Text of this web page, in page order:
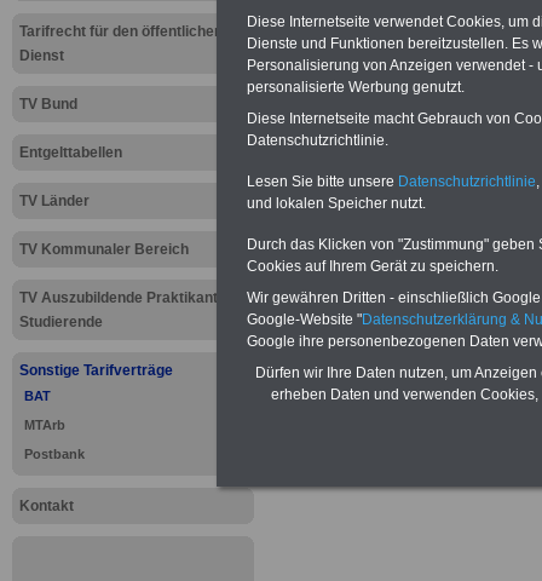
Tarifrecht für den öffentlichen
Dienst
TV Bund
Entgelttabellen
TV Länder
TV Kommunaler Bereich
TV Auszubildende Praktikanten
Studierende
Sonstige Tarifverträge
BAT
MTArb
Postbank
Kontakt
Neu aufgelegt: Oktober
Diese Internetseite verwendet Cookies, um
Dienste und Funktionen bereitzustellen. Es
Personalisierung von Anzeigen verwendet
personalisierte Werbung genutzt.
Diese Internetseite macht Gebrauch von
Datenschutzrichtlinie.
Lesen Sie bitte unsere Datenschutzrichtlinie
und lokalen Speicher nutzt.
Durch das Klicken von "Zustimmung"
Cookies auf Ihrem Gerät zu speichern.
Wir gewähren Dritten - einschließlich
Google-Website "Datenschutzerklärung &
Google ihre personenbezogenen Daten
Dürfen wir Ihre Daten nutzen, um
erheben Daten und verwenden